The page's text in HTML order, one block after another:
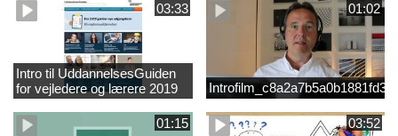
03:33
Intro til UddannelsesGuiden
for vejledere og lærere 2019
01:02
01:15 03:52